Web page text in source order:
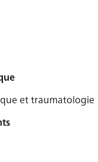
et traumatologie